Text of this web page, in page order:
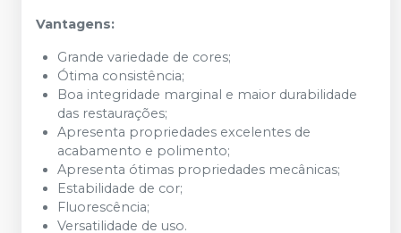
Vantagens:
Grande variedade de cores;
Ótima consistência;
Boa integridade marginal e maior durabilidade
das restaurações;
Apresenta propriedades excelentes de
acabamento e polimento;
Apresenta ótimas propriedades mecânicas;
Estabilidade de cor;
Fluorescência;
Versatilidade de uso.